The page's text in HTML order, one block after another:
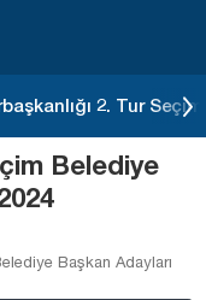
2. Tur
Belediye
Başkan Adayları